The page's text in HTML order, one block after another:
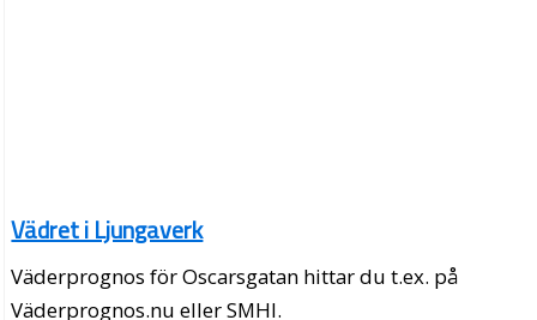
Vädret i Ljungaverk
Väderprognos för Oscarsgatan hittar du t.ex. på
Väderprognos.nu eller SMHI.